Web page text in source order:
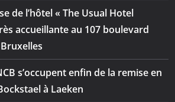
de l’hôtel « The Usual Hotel
accueillante au 107 boulevard
s’occupent enfin de la remise en
à Laeken